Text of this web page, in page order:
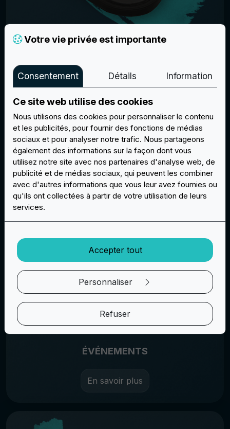
En savoir plus
ÉVÉNEMENTS
En savoir plus
Votre vie privée est importante
Consentement Détails Information
Ce site web utilise des cookies
Nous utilisons des cookies pour personnaliser le contenu
et les publicités, pour fournir des fonctions de médias
sociaux et pour analyser notre trafic. Nous partageons
également des informations sur la façon dont vous
utilisez notre site avec nos partenaires d'analyse web, de
publicité et de médias sociaux, qui peuvent les combiner
avec d'autres informations que vous leur avez fournies ou
qu'ils ont collectées à partir de votre utilisation de leurs
services.
Accepter tout
Personnaliser
Refuser